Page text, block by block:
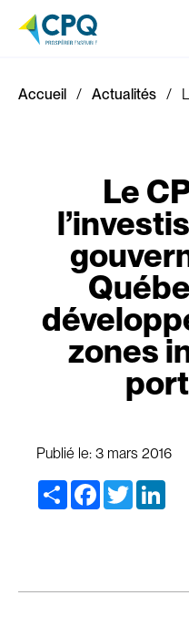
Accueil Actualités
Le
zones
Publié le: 3 mars 2016
Share Facebook
Twitter